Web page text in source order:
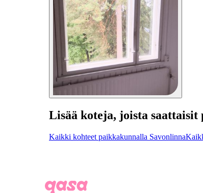
Lisää koteja, joista saattaisit
Kaikki kohteet paikkakunnalla Savonlinna